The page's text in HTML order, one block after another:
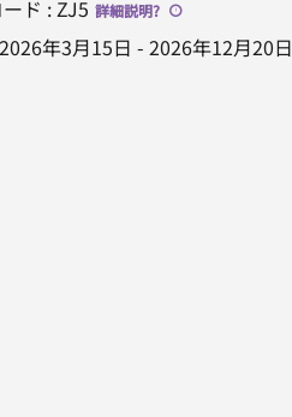
ド :ZJ5 詳細説明?
2026年3月15日 - 2026年12月20日